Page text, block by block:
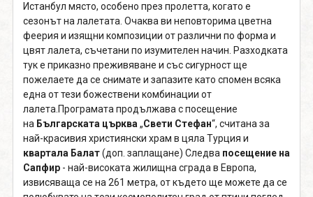
Истанбул място, особено през пролетта, когато е
сезонът на лалетата. Очаква ви неповторима цветна
феерия и изящни композиции от различни по форма и
цвят лалета, съчетани по изумителен начин. Разходката
тук е приказно преживяване и със сигурност ще
пожелаете да се снимате и запазите като спомен всяка
една от тези божествени комбинации от
лалета.Програмата продължава с посещение
на Българската църква „Свети Стефан“, считана за
най-красивия християнски храм в цяла Турция и
квартала Балат(доп. заплащане) Следва посещение на
Сапфир- най-високата жилищна сграда в Европа,
извисяваща се на 261 метра, от където ще можете да се